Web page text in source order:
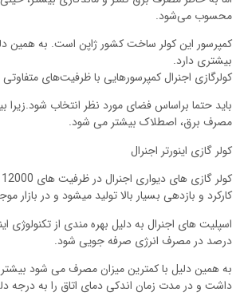
محسوب می‌شود.
کمپرسور این کولر ساخت کشور ژاپن است. به همین
بیشتری دارد.
کولرگازی اجنرال کمپرسور‌هایی با ظرفیت‌های متفاوتی
باید حتما براساس فضای مورد نظر انتخاب شود.زیرا
مصرف برق، اصطلاک بیشتر می شود.
کولر گازی اینورتر اجنرال
کارکرد و بازدهی بسیار بالا تولید میشود و در بازار
درصد در مصرف انرژی صرفه جویی شود.
به همین دلیل با کمترین میزان مصرف می شود
داشت و در مدت زمان اندکی دمای اتاق را به درجه